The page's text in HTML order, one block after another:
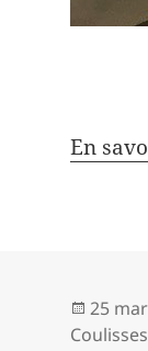
En
Publié
le
25
Coulisses